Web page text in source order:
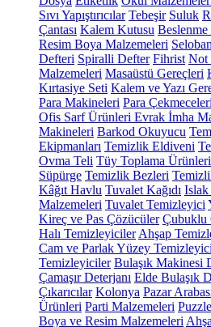
Sıvı Yapıştırıcılar Tebeşir Suluk
Çantası Kalem Kutusu Beslenme
Resim Boya Malzemeleri
Defteri Spiralli Defter Fihrist Not
Malzemeleri Masaüstü Gereçleri
Kırtasiye Seti Kalem ve Yazı
Para Makineleri Para Çekmeceleri
Ofis Sarf Ürünleri Evrak İmha
Makineleri Barkod Okuyucu
Ekipmanları Temizlik Eldiveni
Ovma Teli Tüy Toplama Ürünleri
Süpürge Temizlik Bezleri
Kâğıt Havlu Tuvalet Kağıdı
Malzemeleri Tuvalet Temizleyici
Kireç ve Pas Çözücüler Çubuklu
Halı Temizleyiciler Ahşap
Cam ve Parlak Yüzey
Temizleyiciler Bulaşık Makinesi
Çamaşır Deterjanı Elde Bulaşık
Çıkarıcılar Kolonya Pazar
Ürünleri Parti Malzemeleri Puzzle
Boya ve Resim Malzemeleri